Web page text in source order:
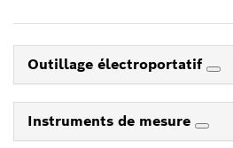
Outillage électroportatif
Instruments de mesure